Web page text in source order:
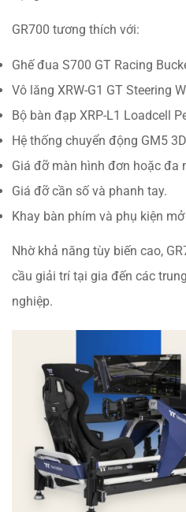
GR700 tương thích với:
Ghế đua S700 GT Racing
Vô lăng XRW-G1 GT Steering
Bộ bàn đạp XRP-L1 Loadcell
Hệ thống chuyển động GM5
Giá đỡ màn hình đơn hoặc đa
Giá đỡ cần số và phanh tay.
Khay bàn phím và phụ kiện
Nhờ khả năng tùy biến cao,
cầu giải trí tại gia đến các
nghiệp.